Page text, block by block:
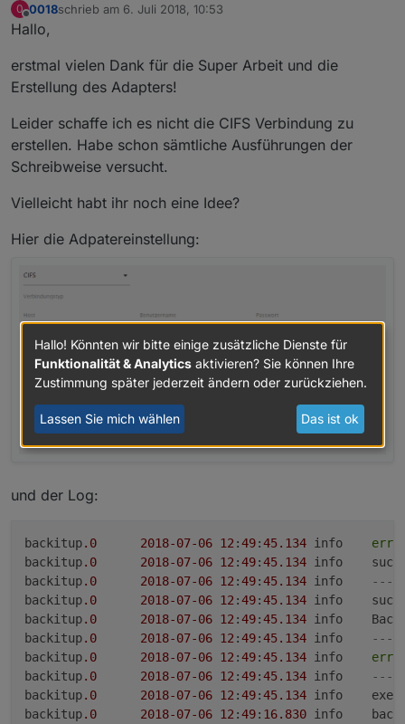
0
Offline
0018schrieb am 6. Juli 2018, 10:53
zuletzt editiert von
Hallo,
erstmal vielen Dank für die Super Arbeit und die
Erstellung des Adapters!
Leider schaffe ich es nicht die CIFS Verbindung zu
erstellen. Habe schon sämtliche Ausführungen der
Schreibweise versucht.
Vielleicht habt ihr noch eine Idee?
Hier die Adpatereinstellung:
und der Log:
backitup.0 2018-07-06 12 :49:45.134
backitup.0 2018-07-06 12 :49:45.134
info
backitup.0 2018-07-06 12 :49:45.134
---
backitup.0 2018-07-06 12 :49:45.134
info
backitup.0 2018-07-06 12 :49:45.134
backitup.0 2018-07-06 12 :49:45.134
---
backitup.0 2018-07-06 12 :49:45.134
backitup.0 2018-07-06 12 :49:45.134
---
backitup.0 2018-07-06 12 :49:45.134
info
backitup.0 2018-07-06 12 :49: 16.830
info
Hallo! Könnten wir bitte einige zusätzliche Dienste für
Funktionalität & Analytics aktivieren? Sie können Ihre
Zustimmung später jederzeit ändern oder zurückziehen.
Lassen Sie mich wählen Das ist ok